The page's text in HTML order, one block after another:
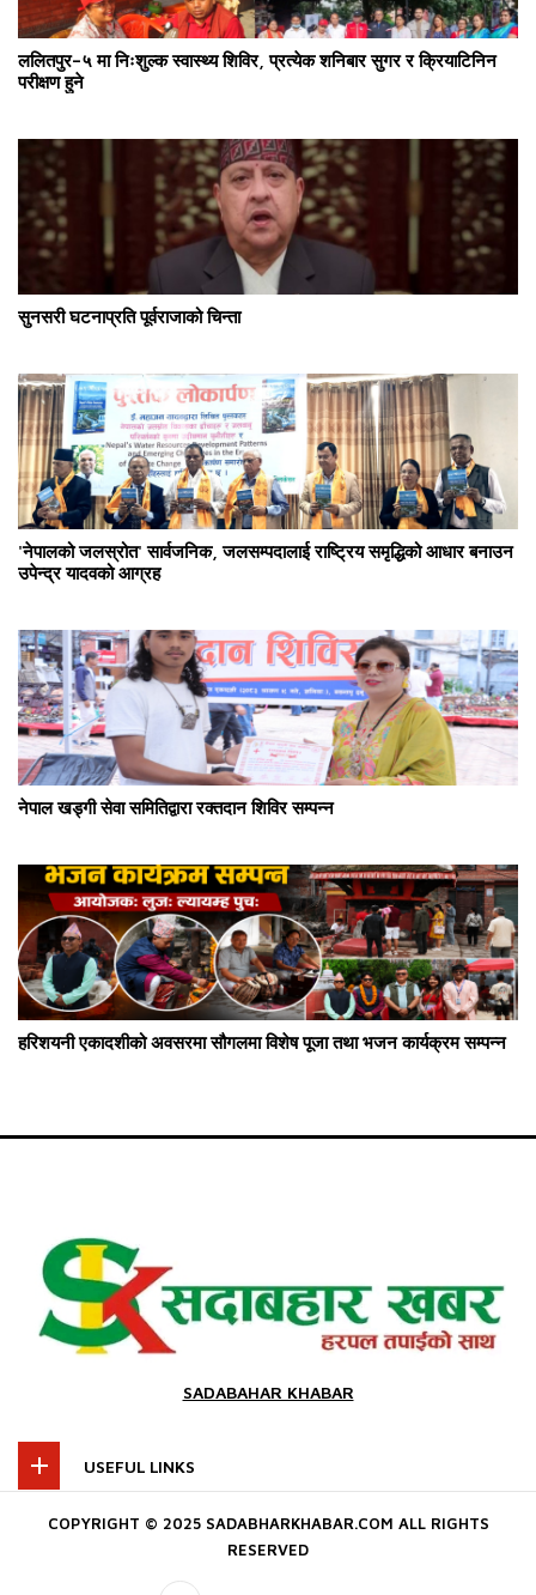
ललितपुर–५ मा निःशुल्क स्वास्थ्य शिविर, प्रत्येक शनिबार सुगर र क्रियाटिनिन
परीक्षण हुने
सुनसरी घटनाप्रति पूर्वराजाको चिन्ता
'नेपालको जलस्रोत' सार्वजनिक, जलसम्पदालाई राष्ट्रिय समृद्धिको आधार बनाउन
उपेन्द्र यादवको आग्रह
नेपाल खड्गी सेवा समितिद्वारा रक्तदान शिविर सम्पन्न
हरिशयनी एकादशीको अवसरमा सौगलमा विशेष पूजा तथा भजन कार्यक्रम सम्पन्न
SADABAHAR KHABAR
USEFUL LINKS
COPYRIGHT © 2025 SADABHARKHABAR.COM ALL RIGHTS
RESERVED